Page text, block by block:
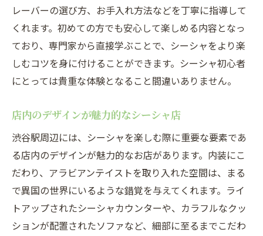
レーバーの選び方、お手入れ方法などを丁寧に指導して
くれます。初めての方でも安心して楽しめる内容となっ
ており、専門家から直接学ぶことで、シーシャをより楽
しむコツを身に付けることができます。シーシャ初心者
にとっては貴重な体験となること間違いありません。
店内のデザインが魅力的なシーシャ店
渋谷駅周辺には、シーシャを楽しむ際に重要な要素であ
る店内のデザインが魅力的なお店があります。内装にこ
だわり、アラビアンテイストを取り入れた空間は、まる
で異国の世界にいるような錯覚を与えてくれます。ライ
トアップされたシーシャカウンターや、カラフルなクッ
ションが配置されたソファなど、細部に至るまでこだわ